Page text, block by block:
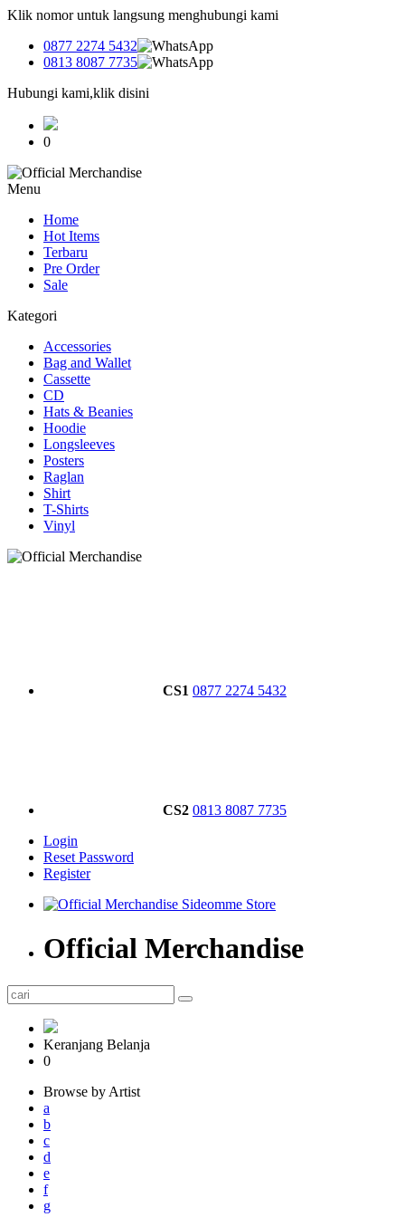
Klik nomor untuk langsung menghubungi kami
0877 2274 5432
0813 8087 7735
Hubungi kami,klik disini
0
Menu
Home
Hot Items
Terbaru
Pre Order
Sale
Kategori
Accessories
Bag and Wallet
Cassette
CD
Hats & Beanies
Hoodie
Longsleeves
Posters
Raglan
Shirt
T-Shirts
Vinyl
CS1 0877 2274 5432
CS2 0813 8087 7735
Login
Reset Password
Register
Official Merchandise
Keranjang Belanja
0
Browse by Artist
a
b
c
d
e
f
g